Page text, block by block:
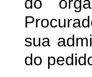
sua
do